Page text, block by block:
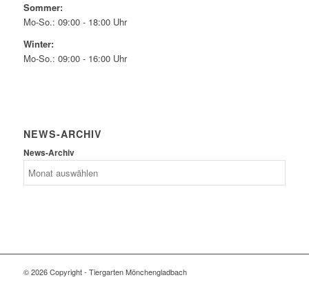
Sommer:
Mo-So.: 09:00 - 18:00 Uhr
Winter:
Mo-So.: 09:00 - 16:00 Uhr
NEWS-ARCHIV
News-Archiv
© 2026 Copyright - Tiergarten Mönchengladbach